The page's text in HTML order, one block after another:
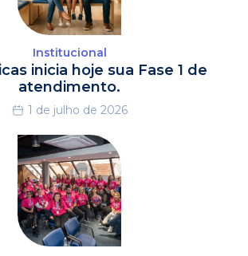
Institucional
inicia hoje sua Fase 1 de
atendimento.
1 de julho de 2026